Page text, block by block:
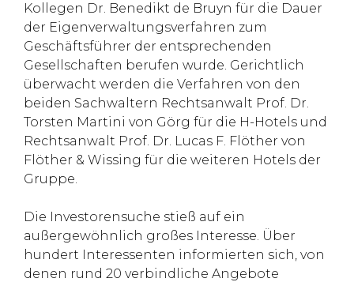
Kollegen Dr. Benedikt de Bruyn für die Dauer
der Eigenverwaltungsverfahren zum
Geschäftsführer der entsprechenden
Gesellschaften berufen wurde. Gerichtlich
überwacht werden die Verfahren von den
beiden Sachwaltern Rechtsanwalt Prof. Dr.
Torsten Martini von Görg für die H-Hotels und
Rechtsanwalt Prof. Dr. Lucas F. Flöther von
Flöther & Wissing für die weiteren Hotels der
Gruppe.
Die Investorensuche stieß auf ein
außergewöhnlich großes Interesse. Über
hundert Interessenten informierten sich, von
denen rund 20 verbindliche Angebote